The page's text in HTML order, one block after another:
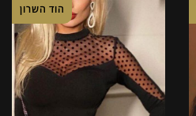
הוד השרון